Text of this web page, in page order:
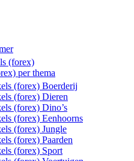
(forex)
per thema
(forex) Boerderij
(forex) Dieren
(forex) Dino’s
(forex) Eenhoorns
(forex) Jungle
(forex) Paarden
(forex) Sport